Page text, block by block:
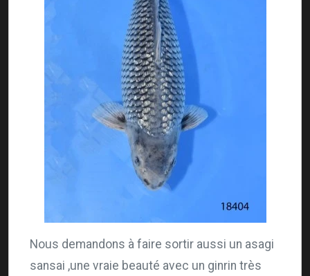
Nous demandons à faire sortir aussi un asagi
sansai ,une vraie beauté avec un ginrin très